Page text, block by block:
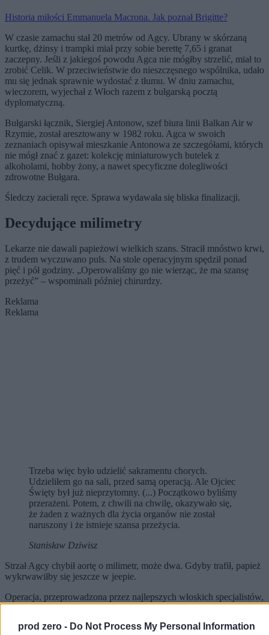
prod zero - Do Not Process My Personal Information
Historia miłości Emmanuela Macrona. Jak poznał Brigitte?
W czasie zamachu stał 20 metrów od Agcy. Ubrany w skórzaną
kurtkę, dżinsy i trampki miał przy sobie berettę 7,65 i granat
zaczepny. Jeśli z jakiegoś powodu Agca nie mógłby strzelić, miał to
zrobić Celik. W przeciwieństwie do nieszczęsnego wspólnika, udało
mu się jednak sprawnie wydostać z tłumu. W dniu zamachu,
wieczorem, wyjechał z Włoch razem z bułgarską pocztą
dyplomatyczną.
Bułgarski łącznik, Siergiej Antonow, szef biura linii Balkan Air w
Rzymie, został aresztowany w 1982 roku. Agca w swoich
zeznaniach opisywał mieszkanie Antonowa ze szczegółami, których
nie mógł znać z gazet: kolekcję miniaturowych butelek z
alkoholami, hobby żony, a nawet specyficzne dolegliwości
zdrowotne Bułgara.
Śledczy zacierali ręce. Sprawa wydawała się bliska finalizacji.
Decydujące milimetry
Lekarze nie dawali papieżowi wielkich szans. Stracił mnóstwo krwi,
z trudem wyczuwano puls. Na stole operacyjnym spędził ponad
pięć i pół godziny. „Operowaliśmy go nie wierząc, że ma szansę
przeżyć” – wspominali później chirurdzy.
Reklama
Reklama
Trzeba więc było udzielić sakramentu chorych.
Udzieliłem go na sali, przed samą operacją. Ale Ojciec
Święty był już nieprzytomny. (...) Początkowo byliśmy
przerażeni. Potem, z chwili na chwilę, okazywało się,
że żaden z ważnych dla życia organów nie został
naruszony i że istnieje szansa przeżycia.
Stanisław Dziwisz
Strzał Agcy chybił aortę o milimetr, może dwa. Gdyby trafił, papież
wykrwawiłby się jeszcze w jeepie.
Operacja, przeprowadzona przez najlepszych włoskich specjalistów,
się udała. Jan Paweł II odzyskał przytomność już kilkanaście godzin
czas czuwał w pobliżu.